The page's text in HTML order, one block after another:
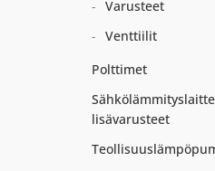
Varusteet
Venttiilit
Polttimet
lisävarusteet